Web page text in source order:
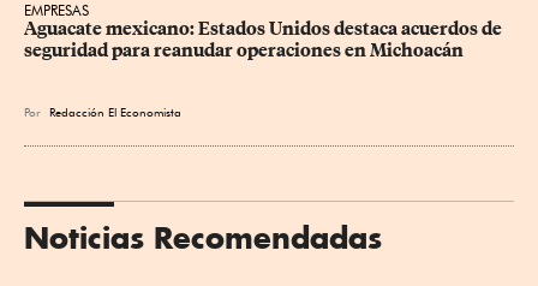
EMPRESAS
Aguacate mexicano: Estados Unidos destaca acuerdos de
seguridad para reanudar operaciones en Michoacán
Por Redacción El Economista
Noticias Recomendadas